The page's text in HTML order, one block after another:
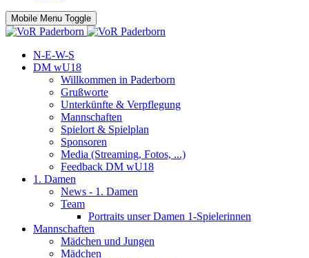
Mobile Menu Toggle
N-E-W-S
DM wU18
Willkommen in Paderborn
Grußworte
Unterkünfte & Verpflegung
Mannschaften
Spielort & Spielplan
Sponsoren
Media (Streaming, Fotos, ...)
Feedback DM wU18
1. Damen
News - 1. Damen
Team
Portraits unser Damen 1-Spielerinnen
Mannschaften
Mädchen und Jungen
Mädchen